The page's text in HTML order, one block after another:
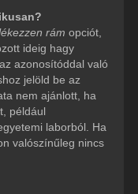
rám opciót,
ideig hagy
azonosítóddal való
jelöld be az
nem ajánlott, ha
például
laborból. Ha
valószínűleg nincs